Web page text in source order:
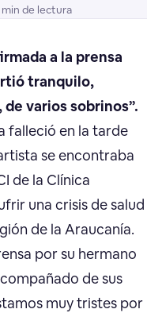
min de lectura
a la prensa
tranquilo,
varios sobrinos”.
falleció en la tarde
se encontraba
de la Clínica
una crisis de salud
de la Araucanía.
por su hermano
de sus
muy tristes por